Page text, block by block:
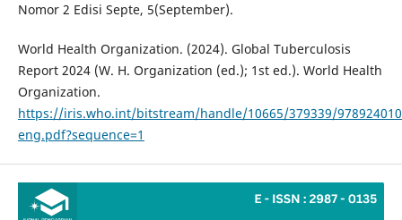
Nomor 2 Edisi Septe, 5(September).
World Health Organization. (2024). Global Tuberculosis
Report 2024 (W. H. Organization (ed.); 1st ed.). World Health
Organization.
https://iris.who.int/bitstream/handle/10665/379339/
eng.pdf?sequence=1